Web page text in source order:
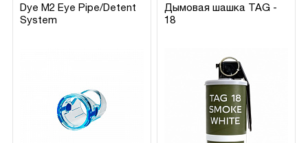
Dye M2 Eye Pipe/Detent
System
Дымовая шашка TAG -
18